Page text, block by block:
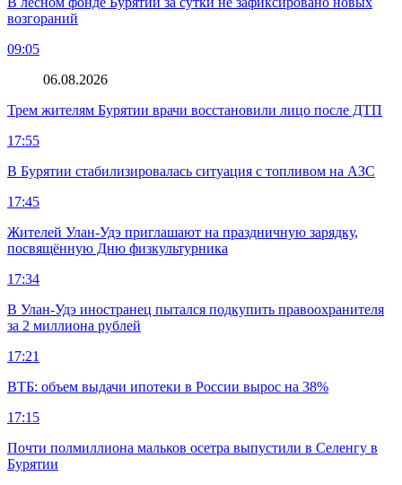
возгораний
09:05
06.08.2026
Трем жителям Бурятии врачи восстановили лицо после ДТП
17:55
В Бурятии стабилизировалась ситуация с топливом на АЗС
17:45
Жителей Улан-Удэ приглашают на праздничную зарядку,
посвящённую Дню физкультурника
17:34
В Улан-Удэ иностранец пытался подкупить правоохранителя
за 2 миллиона рублей
17:21
ВТБ: объем выдачи ипотеки в России вырос на 38%
17:15
Почти полмиллиона мальков осетра выпустили в Селенгу в
Бурятии